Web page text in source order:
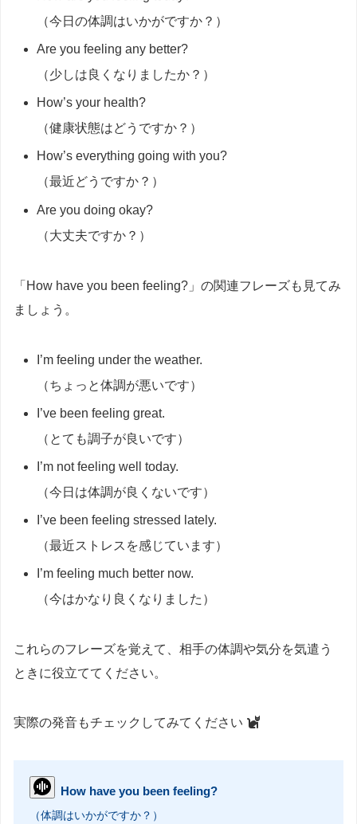
（今日の体調はいかがですか？）
Are you feeling any better?
（少しは良くなりましたか？）
How’s your health?
（健康状態はどうですか？）
How’s everything going with you?
（最近どうですか？）
Are you doing okay?
（大丈夫ですか？）
「How have you been feeling?」の関連フレーズも見てみ
ましょう。
I’m feeling under the weather.
（ちょっと体調が悪いです）
I’ve been feeling great.
（とても調子が良いです）
I’m not feeling well today.
（今日は体調が良くないです）
I’ve been feeling stressed lately.
（最近ストレスを感じています）
I’m feeling much better now.
（今はかなり良くなりました）
これらのフレーズを覚えて、相手の体調や気分を気遣う
ときに役立ててください。
実際の発音もチェックしてみてください
How have you been feeling?
（体調はいかがですか？）